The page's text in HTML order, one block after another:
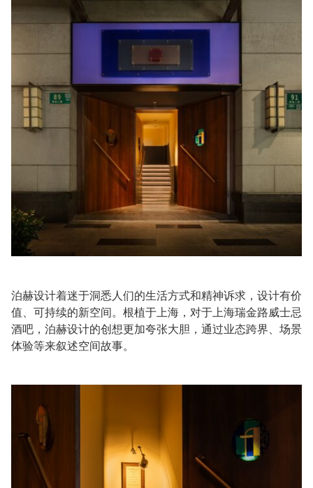
泊赫设计着迷于洞悉人们的生活方式和精神诉求，设计有价
值、可持续的新空间。根植于上海，对于上海瑞金路威士忌
酒吧，泊赫设计的创想更加夸张大胆，通过业态跨界、场景
体验等来叙述空间故事。